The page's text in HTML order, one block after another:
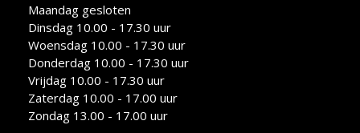
Maandag gesloten
Dinsdag 10.00 - 17.30 uur
Woensdag 10.00 - 17.30 uur
Donderdag 10.00 - 17.30 uur
Vrijdag 10.00 - 17.30 uur
Zaterdag 10.00 - 17.00 uur
Zondag 13.00 - 17.00 uur